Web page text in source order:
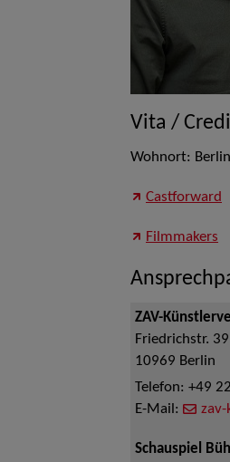
Vita /
Wohnort: Berlin
Castforward
Filmmakers
ZAV-
Friedrichstr. 39
10969 Berlin
Telefon: +49
E-Mail:
Schauspiel